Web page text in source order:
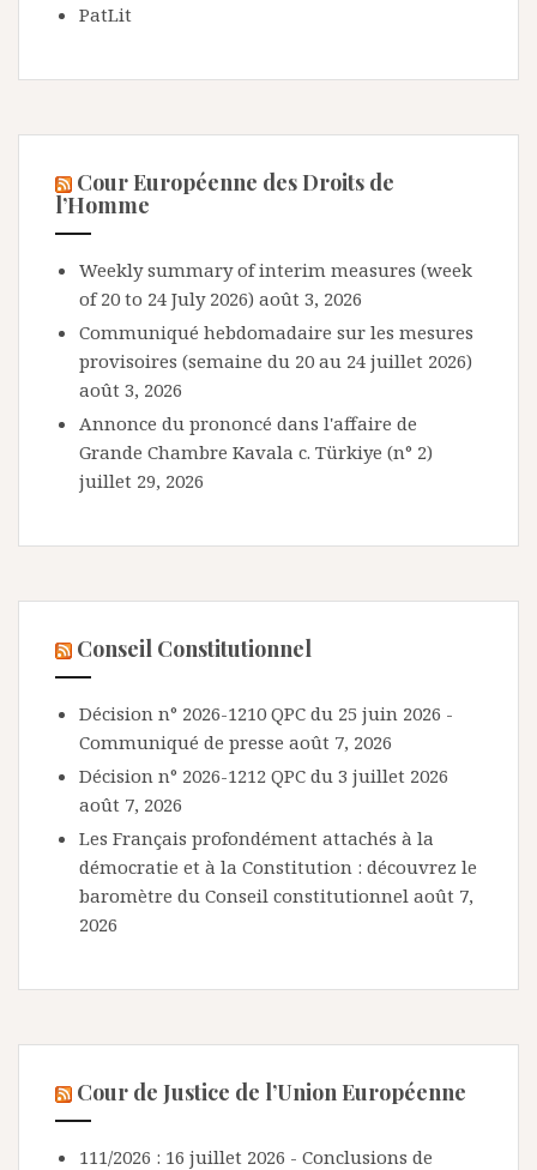
PatLit
Cour Européenne des Droits de
l’Homme
Weekly summary of interim measures (week
of 20 to 24 July 2026) août 3, 2026
Communiqué hebdomadaire sur les mesures
provisoires (semaine du 20 au 24 juillet 2026)
août 3, 2026
Annonce du prononcé dans l'affaire de
Grande Chambre Kavala c. Türkiye (n° 2)
juillet 29, 2026
Conseil Constitutionnel
Décision n° 2026-1210 QPC du 25 juin 2026 -
Communiqué de presse août 7, 2026
Décision n° 2026-1212 QPC du 3 juillet 2026
août 7, 2026
Les Français profondément attachés à la
démocratie et à la Constitution : découvrez le
baromètre du Conseil constitutionnel août 7,
2026
Cour de Justice de l’Union Européenne
111/2026 : 16 juillet 2026 - Conclusions de